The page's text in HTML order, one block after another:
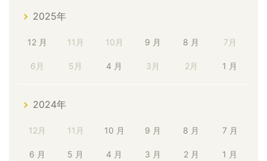
2025年
12 月 11月 10月 9 月 8 月 7月
6月 5月 4 月 3月 2月 1 月
2024年
12月 11月 10 月 9 月 8 月 7 月
6 月 5 月 4 月 3 月 2 月 1 月